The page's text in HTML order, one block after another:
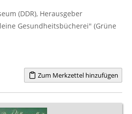
(DDR), Herausgeber
Gesundheitsbücherei" (Grüne
Zum Merkzettel hinzufügen